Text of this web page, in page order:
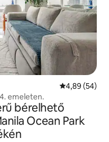
Átlagos
4,89 (54)
emeleten.
bérelhető
Ocean Park